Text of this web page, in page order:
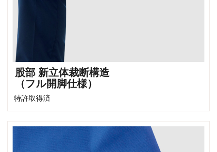
股部 新立体裁断構造
（フル開脚仕様）
特許取得済